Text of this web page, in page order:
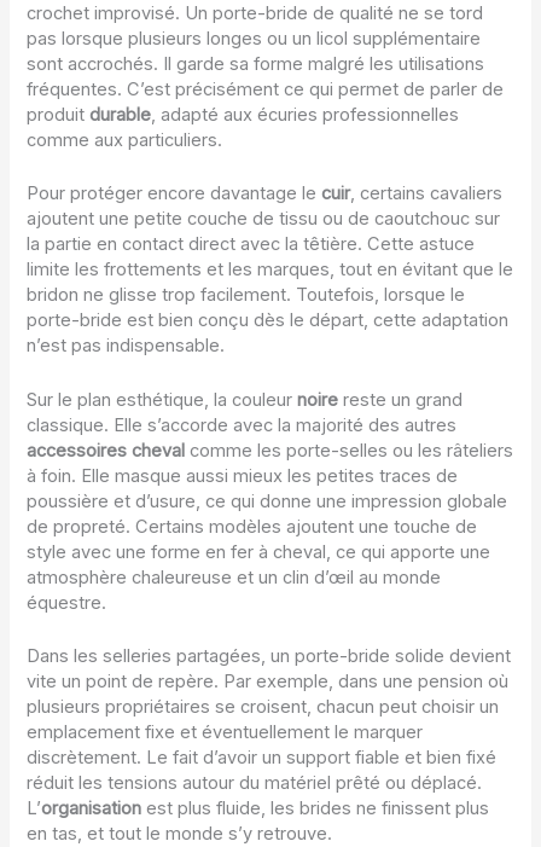
crochet improvisé. Un porte-bride de qualité ne se tord
pas lorsque plusieurs longes ou un licol supplémentaire
sont accrochés. Il garde sa forme malgré les utilisations
fréquentes. C’est précisément ce qui permet de parler de
produitdurable, adapté aux écuries professionnelles
comme aux particuliers.
Pour protéger encore davantage lecuir, certains cavaliers
ajoutent une petite couche de tissu ou de caoutchouc sur
la partie en contact direct avec la têtière. Cette astuce
limite les frottements et les marques, tout en évitant que le
bridon ne glisse trop facilement. Toutefois, lorsque le
porte-bride est bien conçu dès le départ, cette adaptation
n’est pas indispensable.
Sur le plan esthétique, la couleurnoire reste un grand
classique. Elle s’accorde avec la majorité des autres
accessoires cheval comme les porte-selles ou les râteliers
à foin. Elle masque aussi mieux les petites traces de
poussière et d’usure, ce qui donne une impression globale
de propreté. Certains modèles ajoutent une touche de
style avec une forme en fer à cheval, ce qui apporte une
atmosphère chaleureuse et un clin d’œil au monde
équestre.
Dans les selleries partagées, un porte-bride solide devient
vite un point de repère. Par exemple, dans une pension où
plusieurs propriétaires se croisent, chacun peut choisir un
emplacement fixe et éventuellement le marquer
discrètement. Le fait d’avoir un support fiable et bien fixé
réduit les tensions autour du matériel prêté ou déplacé.
L’organisation est plus fluide, les brides ne finissent plus
en tas, et tout le monde s’y retrouve.